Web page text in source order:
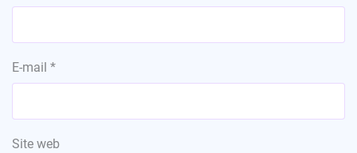
E-mail *
Site web